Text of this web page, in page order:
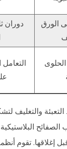
الورق
دوران
والتغليف
إغلاقها. تقوم